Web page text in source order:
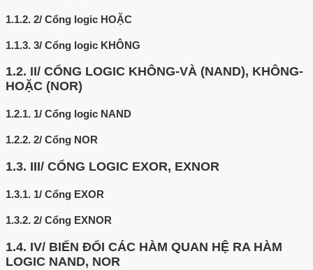
1.1.2. 2/ Cổng logic HOẶC
1.1.3. 3/ Cổng logic KHÔNG
1.2. II/ CỔNG LOGIC KHÔNG-VÀ (NAND), KHÔNG-
HOẶC (NOR)
1.2.1. 1/ Cổng logic NAND
1.2.2. 2/ Cổng NOR
1.3. III/ CỔNG LOGIC EXOR, EXNOR
1.3.1. 1/ Cổng EXOR
1.3.2. 2/ Cổng EXNOR
1.4. IV/ BIẾN ĐỔI CÁC HÀM QUAN HỆ RA HÀM
LOGIC NAND, NOR